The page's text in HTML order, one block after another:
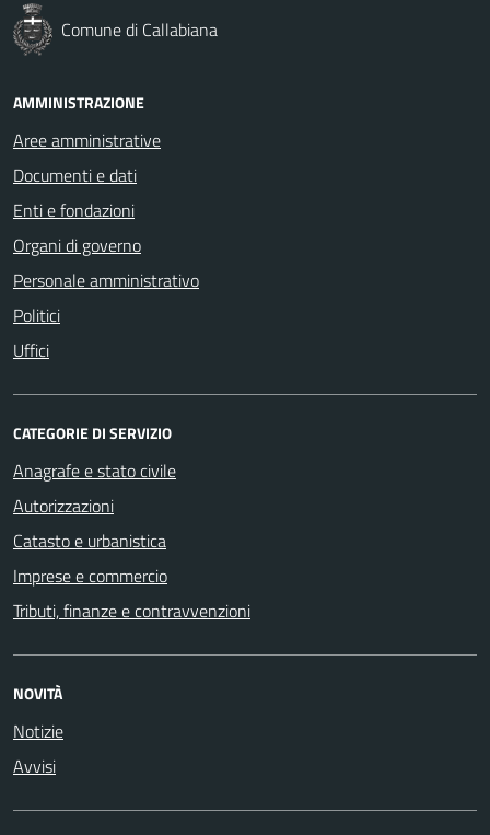
Comune di Callabiana
AMMINISTRAZIONE
Aree amministrative
Documenti e dati
Enti e fondazioni
Organi di governo
Personale amministrativo
Politici
Uffici
CATEGORIE DI SERVIZIO
Anagrafe e stato civile
Autorizzazioni
Catasto e urbanistica
Imprese e commercio
Tributi, finanze e contravvenzioni
NOVITÀ
Notizie
Avvisi